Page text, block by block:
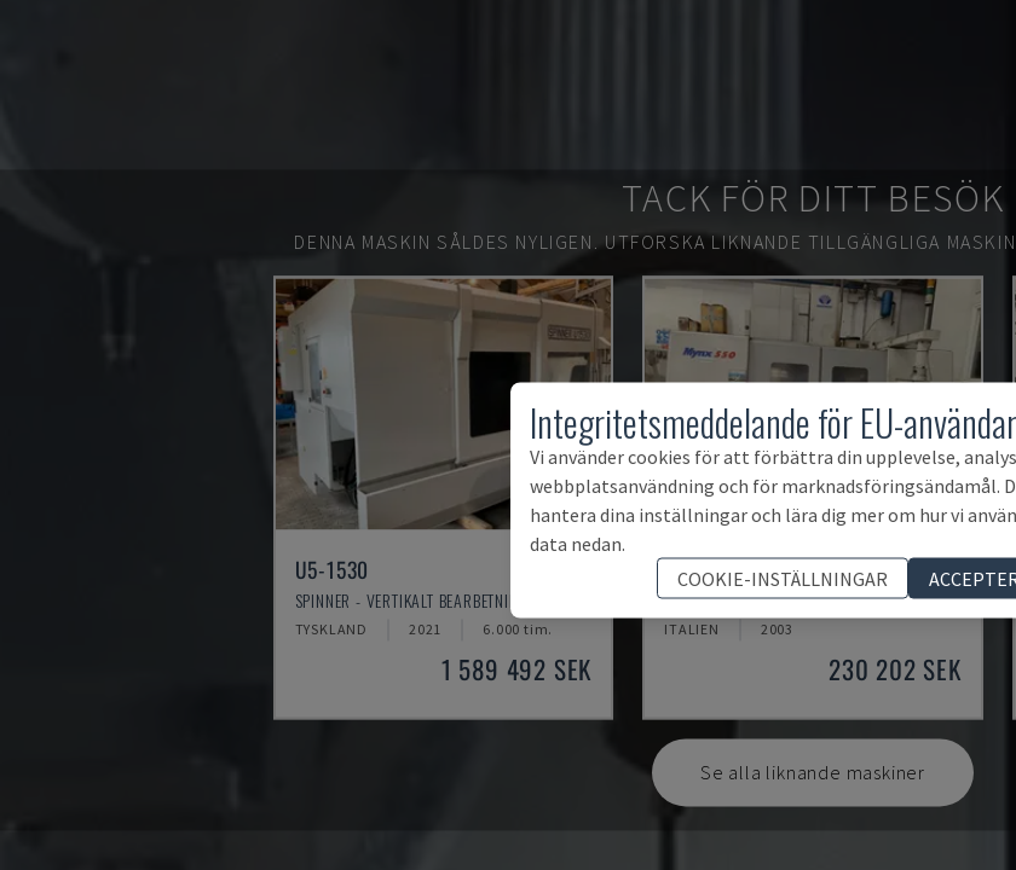
TACK FÖR DITT BESÖK
DENNA MASKIN SÅLDES NYLIGEN. UTFORSKA LIKNANDE TILLGÄNGLIGA
U5-1530
SPINNER - VERTIKALT BEARBETNINGSCENTER
TYSKLAND 2021 6.000 tim.
1 589 492 SEK
MYNX 550
DAEWOO - VERTIKALT BEARBETNINGSCENTER
ITALIEN 2003
230 202 SEK
Se alla liknande maskiner
Integritetsmeddelande för EU-
Vi använder cookies för att förbättra din upplevelse,
webbplatsanvändning och för marknadsföringsändamål.
hantera dina inställningar och lära dig mer om hur vi
data nedan.
COOKIE-INSTÄLLNINGAR